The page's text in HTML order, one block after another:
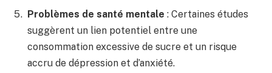
Problèmes de santé mentale : Certaines études
suggèrent un lien potentiel entre une
consommation excessive de sucre et un risque
accru de dépression et d’anxiété.